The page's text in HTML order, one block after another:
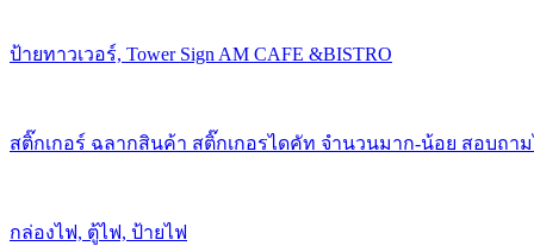
ป้ายทาวเวอร์, Tower Sign AM CAFE &BISTRO
สติ๊กเกอร์ ฉลากสินค้า สติ๊กเกอรไดคัท จำนวนมาก-น้อย สอบถา
กล่องไฟ, ตู้ไฟ, ป้ายไฟ